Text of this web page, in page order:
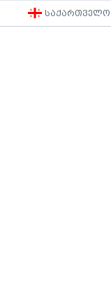
საქართველო